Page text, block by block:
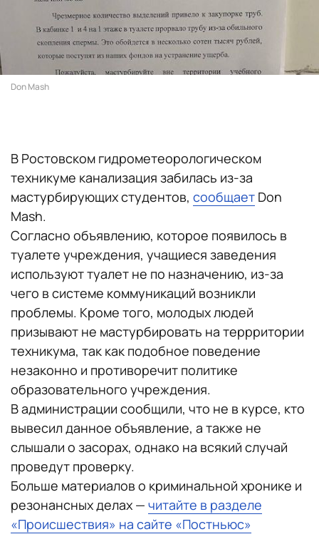
Don Mash
В Ростовском гидрометеорологическом
техникуме канализация забилась из-за
мастурбирующих студентов, сообщает Don
Mash.
Согласно объявлению, которое появилось в
туалете учреждения, учащиеся заведения
используют туалет не по назначению, из-за
чего в системе коммуникаций возникли
проблемы. Кроме того, молодых людей
призывают не мастурбировать на террритории
техникума, так как подобное поведение
незаконно и противоречит политике
образовательного учреждения.
В администрации сообщили, что не в курсе, кто
вывесил данное объявление, а также не
слышали о засорах, однако на всякий случай
проведут проверку.
Больше материалов о криминальной хронике и
резонансных делах — читайте в разделе
«Происшествия» на сайте «Постньюс»